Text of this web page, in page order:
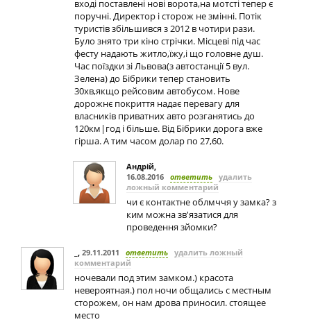
вході поставлені нові ворота,на мотсті тепер є
поручні. Директор і сторож не змінні. Потік
туристів збільшився з 2012 в чотири рази.
Було знято три кіно стрічки. Місцеві під час
фесту надають житло,їжу,і що головне душ.
Час поїздки зі Львова(з автостанції 5 вул.
Зелена) до Бібрики тепер становить
30хв,якщо рейсовим автобусом. Нове
дорожнє покриття надає перевагу для
власників приватних авто розганятись до
120км|год і більше. Від Бібрики дорога вже
гірша. А тим часом долар по 27,60.
Андрій,
16.08.2016 ответить удалить
ложный комментарий
чи є контактне облмччя у замка? з
ким можна зв'язатися для
проведення зйомки?
, 29.11.2011 ответить удалить ложный
комментарий
ночевали под этим замком.) красота
невероятная.) пол ночи общались с местным
сторожем, он нам дрова приносил. стоящее
место